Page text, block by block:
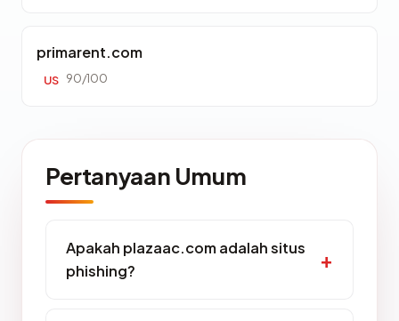
primarent.com
US 90/100
Pertanyaan Umum
Apakah plazaac.com adalah situs
phishing?